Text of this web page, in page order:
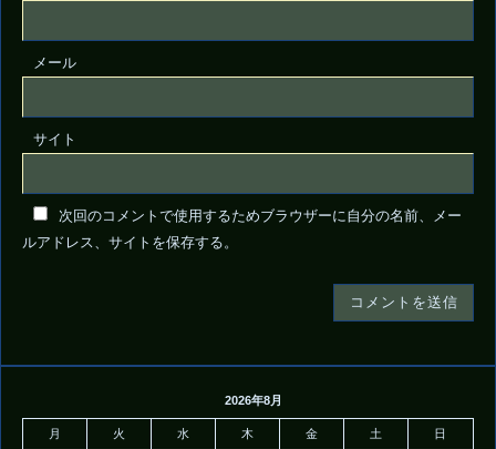
メール
サイト
次回のコメントで使用するためブラウザーに自分の名前、メー
ルアドレス、サイトを保存する。
2026年8月
月 火 水 木 金 土 日